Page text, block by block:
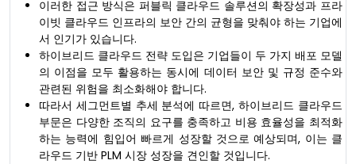
이러한 접근 방식은 퍼블릭 클라우드 솔루션의 확장성과 프라
이빗 클라우드 인프라의 보안 간의 균형을 맞춰야 하는 기업에
서 인기가 있습니다.
하이브리드 클라우드 전략 도입은 기업들이 두 가지 배포 모델
의 이점을 모두 활용하는 동시에 데이터 보안 및 규정 준수와
관련된 위험을 최소화해야 합니다.
따라서 세그먼트별 추세 분석에 따르면, 하이브리드 클라우드
부문은 다양한 조직의 요구를 충족하고 비용 효율성을 최적화
하는 능력에 힘입어 빠르게 성장할 것으로 예상되며, 이는 클
라우드 기반 PLM 시장 성장을 견인할 것입니다.